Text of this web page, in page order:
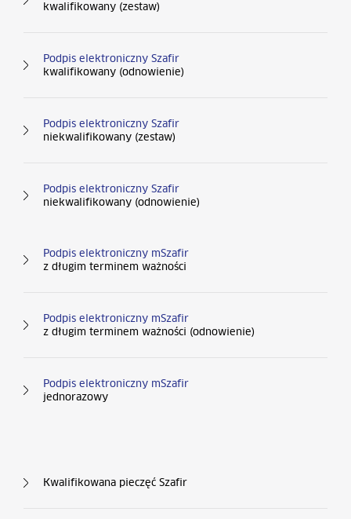
kwalifikowany (zestaw)
Podpis elektroniczny Szafir
kwalifikowany (odnowienie)
Podpis elektroniczny Szafir
niekwalifikowany (zestaw)
Podpis elektroniczny Szafir
niekwalifikowany (odnowienie)
Podpis elektroniczny mSzafir
z długim terminem ważności
Podpis elektroniczny mSzafir
z długim terminem ważności (odnowienie)
Podpis elektroniczny mSzafir
jednorazowy
Kwalifikowana pieczęć Szafir